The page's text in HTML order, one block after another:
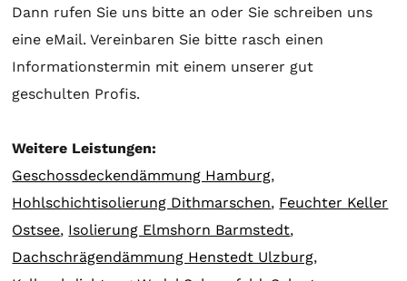
Dann rufen Sie uns bitte an oder Sie schreiben uns
eine eMail. Vereinbaren Sie bitte rasch einen
Informationstermin mit einem unserer gut
geschulten Profis.
Weitere Leistungen:
Geschossdeckendämmung Hamburg,
Hohlschichtisolierung Dithmarschen, Feuchter Keller
Ostsee, Isolierung Elmshorn Barmstedt,
Dachschrägendämmung Henstedt Ulzburg,